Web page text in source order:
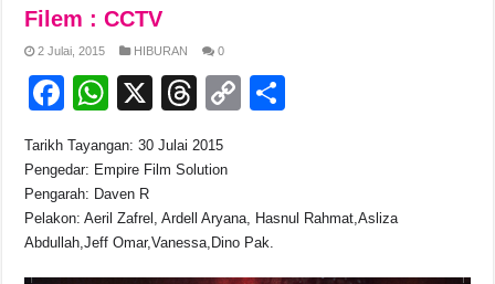
Filem : CCTV
2 Julai, 2015 HIBURAN 0
F
c
e
b
o
W
at
s
A
p
X
T
e
d
s
C
Li
n
Tarikh Tayangan: 30 Julai 2015
Pengedar: Empire Film Solution
Pengarah: Daven R
Pelakon: Aeril Zafrel, Ardell Aryana, Hasnul Rahmat,Asliza
Abdullah,Jeff Omar,Vanessa,Dino Pak.